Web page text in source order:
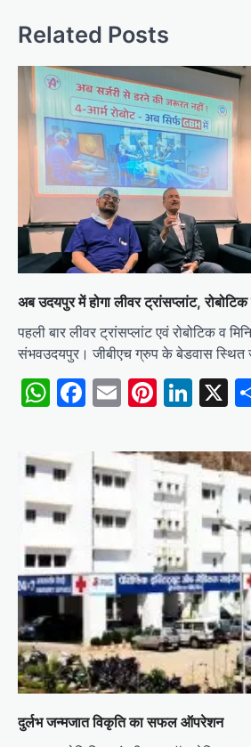
Related Posts
अब उदयपुर में होगा लीवर ट्रांसप्लांट, रोबोटिक
पहली बार लीवर ट्रांसप्लांट एवं रोबोटिक व
संभवउदयपुर। जीबीएच ग्रुप के बेडवास स्थित
WhatsApp
Facebook
Email X
दुर्लभ जन्मजात विकृति का सफल ऑपरेशन